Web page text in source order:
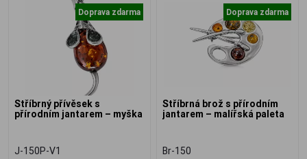
Doprava zdarma
Stříbrný přívěsek s
přírodním jantarem – myška
J-150P-V1
Doprava zdarma
Stříbrná brož s přírodním
jantarem – malířská paleta
Br-150